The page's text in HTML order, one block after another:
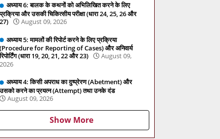
अध्याय 6: बालक के कथनों को अभिलिखित करने के लिए
प्रक्रिया और उसकी चिकित्सीय परीक्षा (धारा 24, 25, 26 और
27)
August 09, 2026
अध्याय 5: मामलों की रिपोर्ट करने के लिए प्रक्रिया
(Procedure for Reporting of Cases) और अनिवार्य
रिपोर्टिंग (धारा 19, 20, 21, 22 और 23)
August 09,
2026
अध्याय 4: किसी अपराध का दुष्प्रेरण (Abetment) और
उसको करने का प्रयत्न (Attempt) तथा उनके दंड
August 09, 2026
Show More